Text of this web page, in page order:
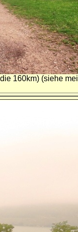
160km) (siehe